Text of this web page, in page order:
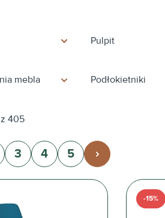
Pulpit
mebla Podłokietniki
405
Strona
3 Strona
4 Strona
5
-15%